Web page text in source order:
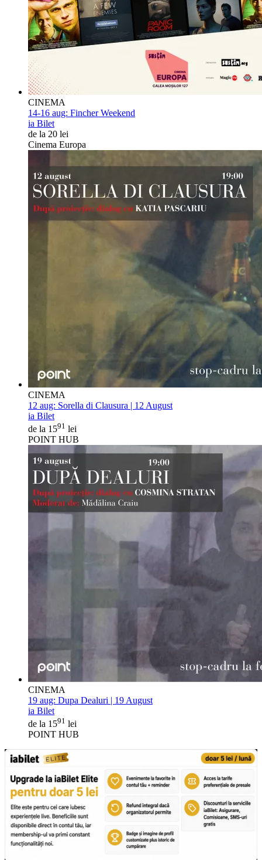
CINEMA
14-16 aug: Fincher Weekend
ia Bilet
de la 20 lei
Cinema Europa
CINEMA
12 aug: Sorella di Clausura | 12 August
ia Bilet
de la 1591 lei
POINT HUB
CINEMA
19 aug: Dupa Dealuri | 19 August
ia Bilet
de la 1591 lei
POINT HUB